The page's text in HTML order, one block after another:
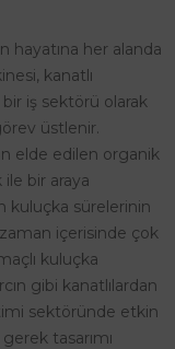
hayatına her alanda
kanatlı
iş sektörü olarak
üstlenir.
elde edilen organik
ile bir araya
kuluçka sürelerinin
zaman içerisinde çok
kuluçka
gibi kanatlılardan
sektöründe etkin
tasarımı